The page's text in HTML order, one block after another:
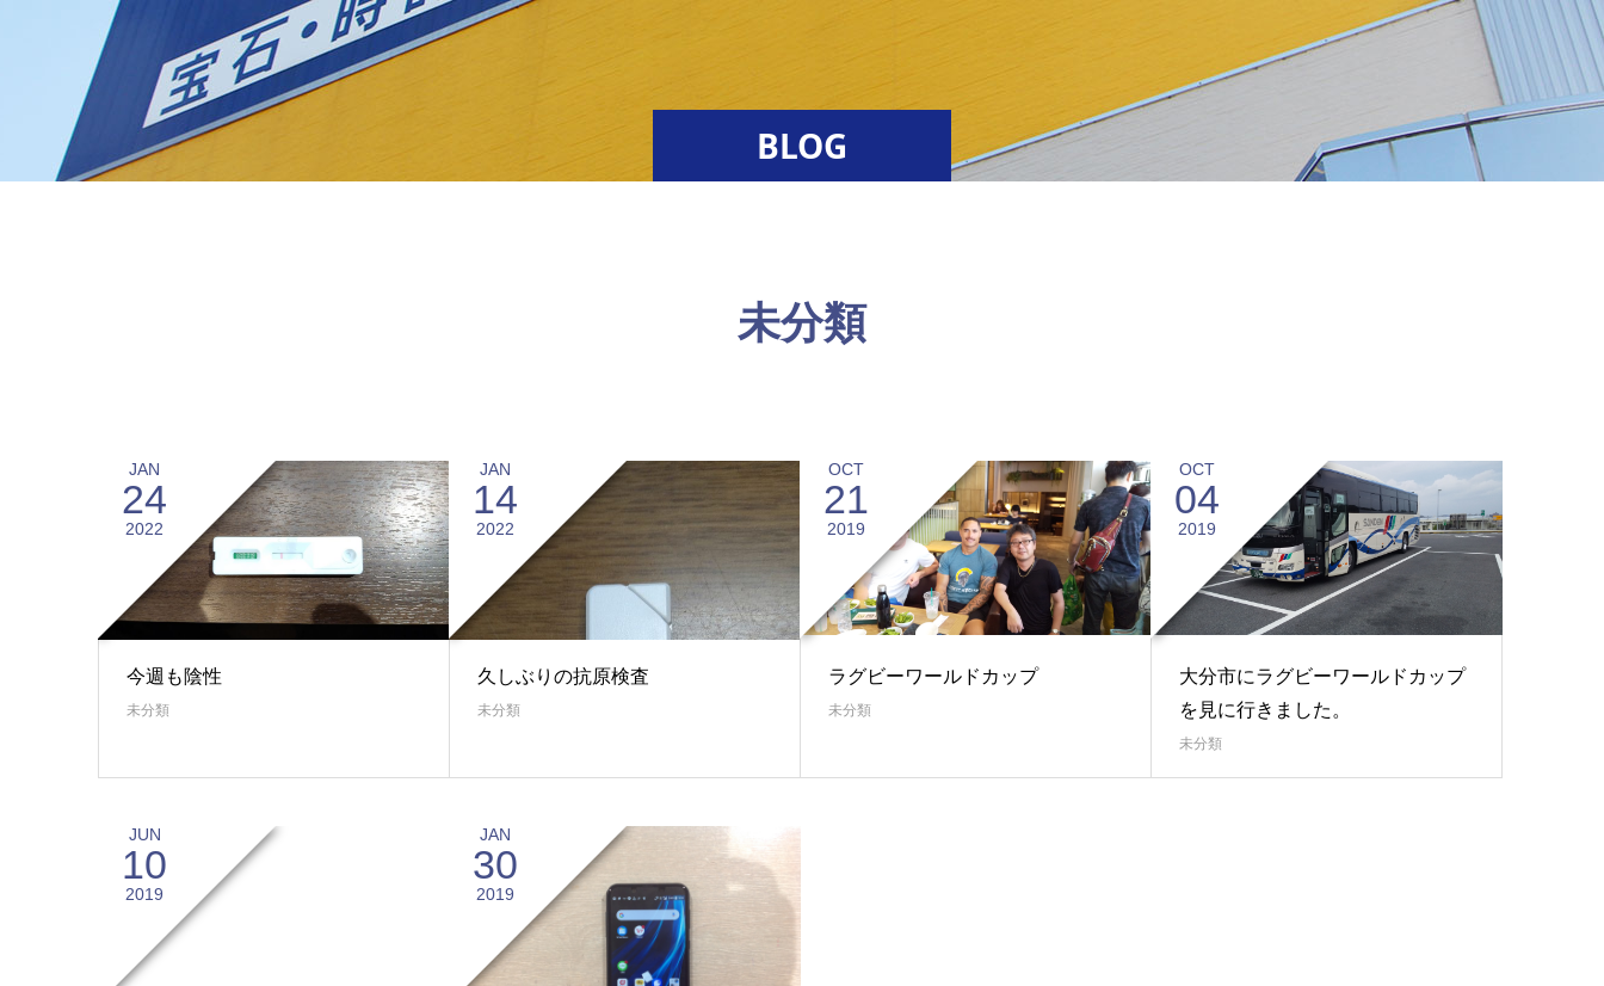
BLOG
未分類
JAN
24
2022
今週も陰性
未分類
JAN
14
2022
久しぶりの抗原検査
未分類
OCT
21
2019
ラグビーワールドカップ
未分類
OCT
04
2019
大分市にラグビーワールドカップ
を見に行きました。
未分類
JUN
10
2019
JAN
30
2019